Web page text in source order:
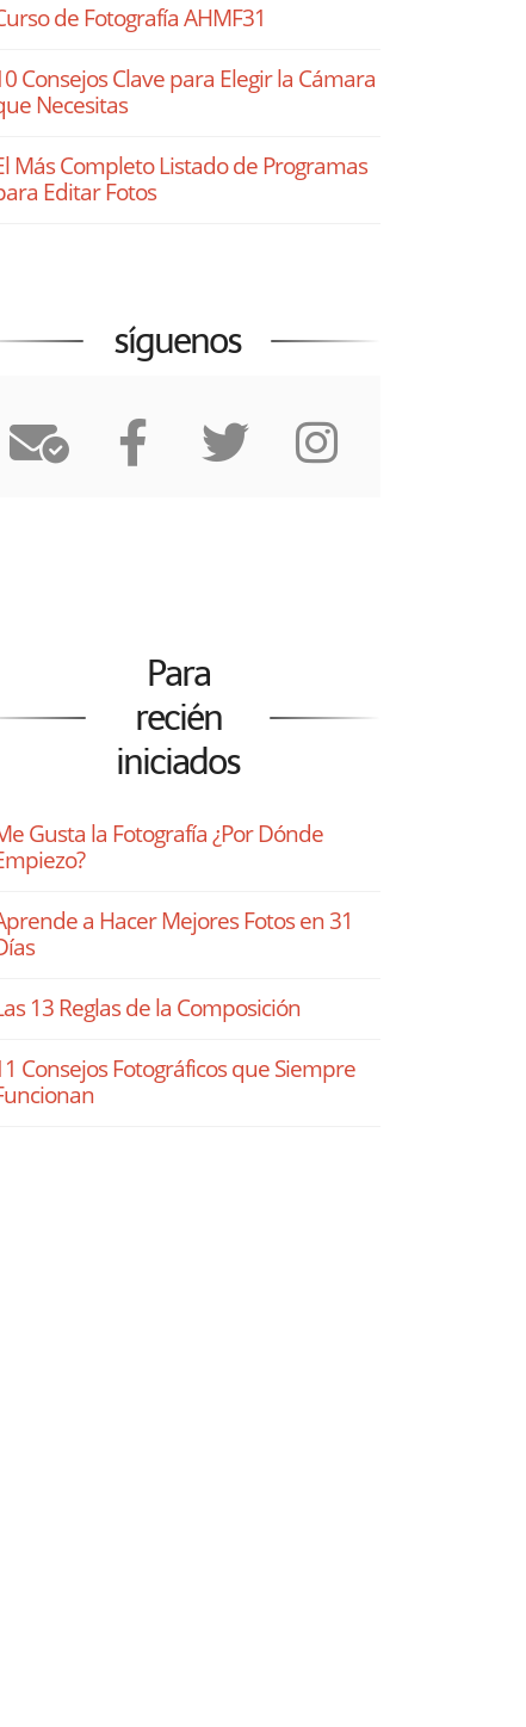
de Fotografía AHMF31
Consejos Clave para Elegir la Cámara
Necesitas
Más Completo Listado de Programas
Editar Fotos
síguenos
Para
recién
iniciados
Gusta la Fotografía ¿Por Dónde
a Hacer Mejores Fotos en 31
13 Reglas de la Composición
Consejos Fotográficos que Siempre